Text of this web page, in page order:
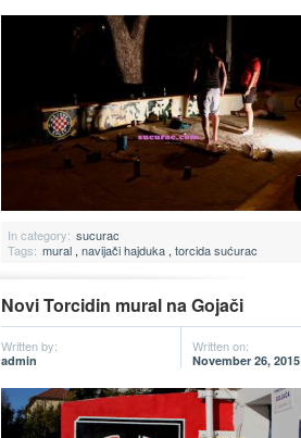
In category: sucurac
Tags: mural , navijači hajduka , torcida sućurac
Novi Torcidin mural na Gojači
Written by:
admin
Written on:
November 26, 2015